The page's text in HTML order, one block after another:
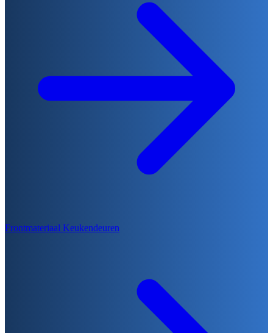
Frontmateriaal Keukendeuren